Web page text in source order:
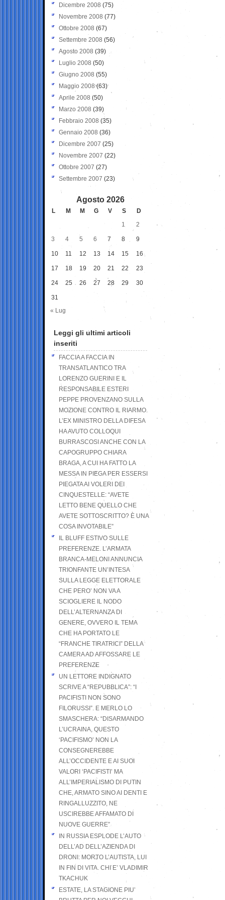
Dicembre 2008 (75)
Novembre 2008 (77)
Ottobre 2008 (67)
Settembre 2008 (56)
Agosto 2008 (39)
Luglio 2008 (50)
Giugno 2008 (55)
Maggio 2008(63)
Aprile 2008 (50)
Marzo 2008 (39)
Febbraio 2008 (35)
Gennaio 2008 (36)
Dicembre 2007 (25)
Novembre 2007 (22)
Ottobre 2007 (27)
Settembre 2007 (23)
Agosto 2026
L M M G V S
D
1
2
3 4 5 6 7 8 9
10 11 12 13 14 15 16
17 18 19 20 21 22 23
24 25 26 27 28 29 30
31
« Lug
Leggi gli ultimi articoli
inseriti
FACCIA A FACCIA IN
TRANSATLANTICO TRA
LORENZO GUERINI E IL
RESPONSABILE ESTERI
PEPPE PROVENZANO SULLA
MOZIONE CONTRO IL RIARMO.
L’EX MINISTRO DELLA DIFESA
HA AVUTO COLLOQUI
BURRASCOSI ANCHE CON LA
CAPOGRUPPO CHIARA
BRAGA, A CUI HA FATTO LA
MESSA IN PIEGA PER ESSERSI
PIEGATA AI VOLERI DEI
CINQUESTELLE: “AVETE
LETTO BENE QUELLO CHE
AVETE SOTTOSCRITTO? È UNA
COSA INVOTABILE”
IL BLUFF ESTIVO SULLE
PREFERENZE. L’ARMATA
BRANCA-MELONI ANNUNCIA
TRIONFANTE UN’INTESA
SULLA LEGGE ELETTORALE
CHE PERO’ NON VA A
SCIOGLIERE IL NODO
DELL’ALTERNANZA DI
GENERE, OVVERO IL TEMA
CHE HA PORTATO LE
“FRANCHE TIRATRICI” DELLA
CAMERA AD AFFOSSARE LE
PREFERENZE
UN LETTORE INDIGNATO
SCRIVE A “REPUBBLICA”: “I
PACIFISTI NON SONO
FILORUSSI”. E MERLO LO
SMASCHERA: “DISARMANDO
L’UCRAINA, QUESTO
‘PACIFISMO’ NON LA
CONSEGNEREBBE
ALL’OCCIDENTE E AI SUOI
VALORI ‘PACIFISTI’ MA
ALL’IMPERIALISMO DI PUTIN
CHE, ARMATO SINO AI DENTI E
RINGALLUZZITO, NE
USCIREBBE AFFAMATO DI
NUOVE GUERRE”
IN RUSSIA ESPLODE L’AUTO
DELL’AD DELL’AZIENDA DI
DRONI: MORTO L’AUTISTA, LUI
IN FIN DI VITA. CHI E’ VLADIMIR
TKACHUK
ESTATE, LA STAGIONE PIU’